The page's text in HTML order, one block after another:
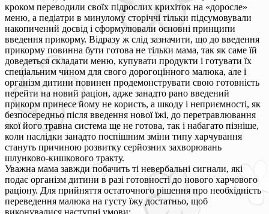
кроком переводили своїх підрослих крихіток на «доросле»
меню, а педіатри в минулому сторіччі тільки підсумовували
накопичений досвід і сформулювали основні принципи
введення прикорму. Відразу ж слід зазначити, що до введення
прикорму повинна бути готова не тільки мама, так як саме їй
доведеться складати меню, купувати продукти і готувати їх
спеціальним чином для свого дорогоцінного малюка, але і
організм дитини повинен продемонструвати свою готовність
перейти на новий раціон, адже занадто рано введений
прикорм принесе йому не користь, а шкоду і неприємності, як
безпосередньо після введення нової їжі, до перетравлювання
якої його травна система ще не готова, так і набагато пізніше,
коли наслідки занадто поспішним зміни типу харчування
стануть причиною розвитку серйозних захворювань
шлунково-кишкового тракту.
Уважна мама завжди побачить ті невербальні сигнали, які
подає організм дитини в разі готовності до нового харчового
раціону. Для прийняття остаточного рішення про необхідність
переведення малюка на густу їжу достатньо, щоб
виконувалися наступні умови: